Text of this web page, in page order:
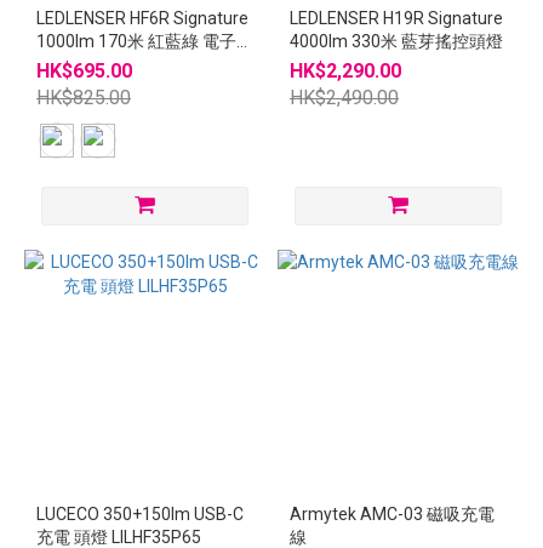
LEDLENSER HF6R Signature
1000lm 170米 紅藍綠 電子變
焦頭燈
HK$695.00
HK$825.00
LEDLENSER H19R Signature
4000lm 330米 藍芽搖控頭燈
HK$2,290.00
HK$2,490.00
LUCECO 350+150lm USB-C
充電 頭燈 LILHF35P65
Armytek AMC-03 磁吸充電
線